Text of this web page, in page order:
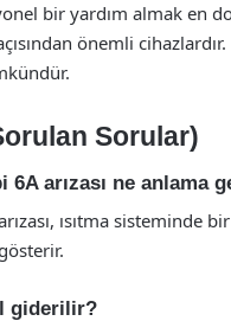
bir yardım almak en
önemli
Sorular)
6A arızası ne anlama
ısıtma sisteminde
giderilir?